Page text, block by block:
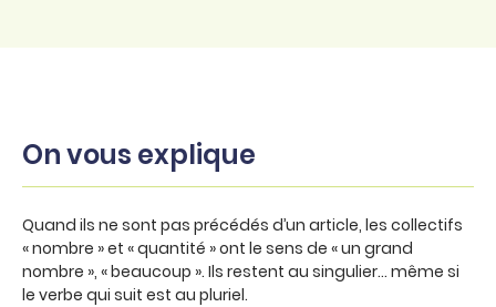
On vous explique
Quand ils ne sont pas précédés d’un article, les collectifs
« nombre » et « quantité » ont le sens de « un grand
nombre », « beaucoup ». Ils restent au singulier… même si
le verbe qui suit est au pluriel.